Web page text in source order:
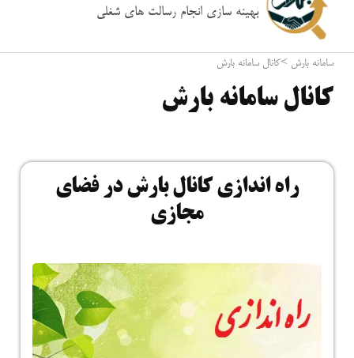
بهینه سازی انجام رسالت های شغلی
سامانه بارش >کانال سامانه بارش
کانال سامانه بارش
راه اندازی کانال بارش در فضای
مجازی